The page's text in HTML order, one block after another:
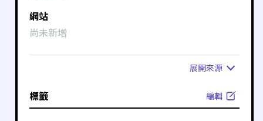
網站
尚未新增
展開來源
標籤 編輯